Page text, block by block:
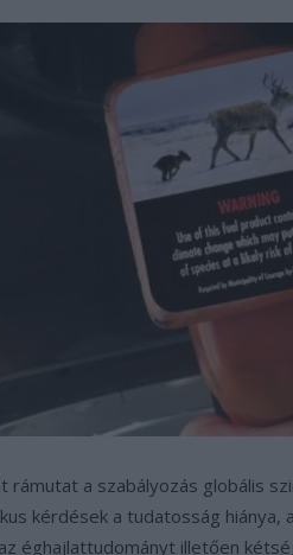
rámutat a szabályozás globális
kérdések a tudatosság
éghajlattudományt illetően